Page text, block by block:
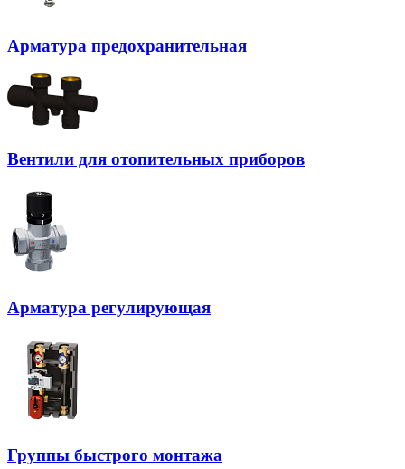
Арматура предохранительная
Вентили для отопительных приборов
Арматура регулирующая
Группы быстрого монтажа